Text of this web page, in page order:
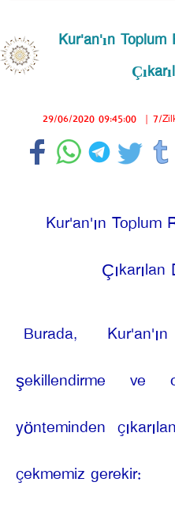
Kur'an'ın
29/06/2020 09:45:00 | 7/
Kur'an'ın Toplum
Burada,
şekillendirme ve
yönteminden
çekmemiz gerekir: